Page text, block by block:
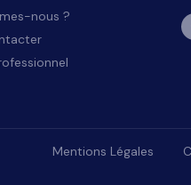
nous ?
Mentions Légales
Personnalisez vos